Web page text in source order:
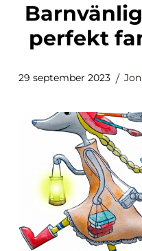
Barnvänlig camping: En
perfekt
29 september 2023